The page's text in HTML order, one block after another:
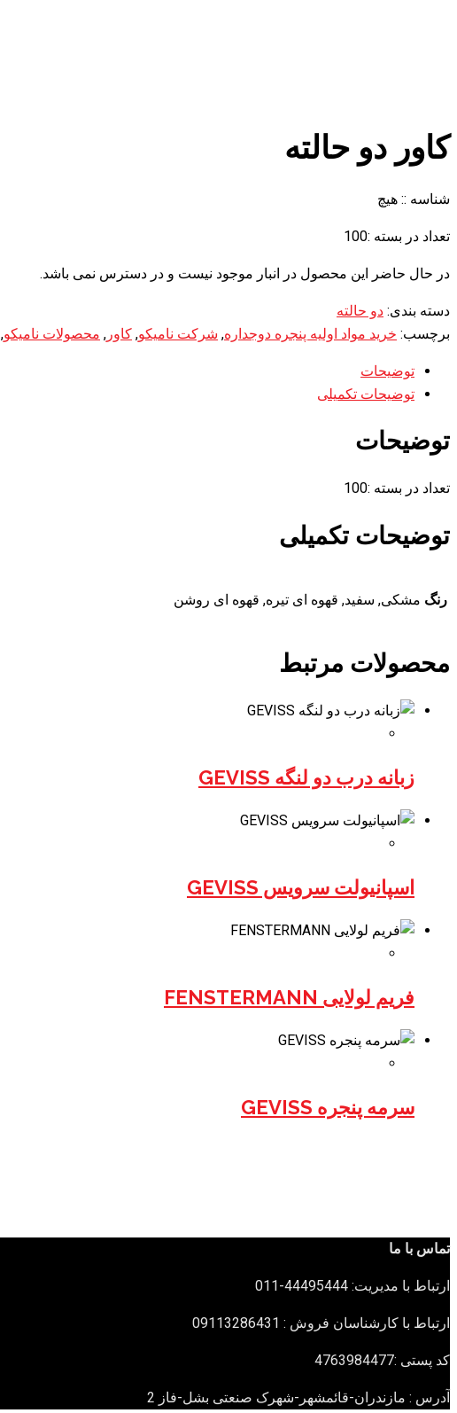
کاور دو حالته
شناسه :: هیچ
تعداد در بسته :100
در حال حاضر این محصول در انبار موجود نیست و در دسترس نمی باشد.
دسته بندی: دو حالته
برچسب: خرید مواد اولیه پنجره دوجداره, شرکت نامیکو, کاور , محصولات نامیکو,
توضیحات
توضیحات تکمیلی
توضیحات
تعداد در بسته :100
توضیحات تکمیلی
رنگ مشکی, سفید, قهوه ای تیره, قهوه ای روشن
محصولات مرتبط
زبانه درب دو لنگه GEVISS
اسپانیولت سرویس GEVISS
فریم لولایی FENSTERMANN
سرمه پنجره GEVISS
تماس با ما
ارتباط با مدیریت: 44495444-011
ارتباط با کارشناسان فروش : 09113286431
کد پستی :4763984477
آدرس : مازندران-قائمشهر-شهرک صنعتی بشل-فاز 2